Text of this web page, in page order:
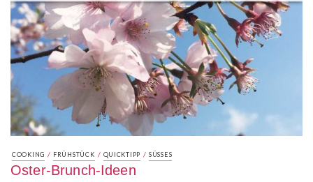
COOKING / FRÜHSTÜCK / QUICKTIPP / SÜSSES
Oster-Brunch-Ideen